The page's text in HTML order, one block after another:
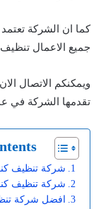
كما ان الشركة
جميع الاعمال
ويمكنكم الاتصال
تقدمها الشركة في
شركة تنظيف
شركة تنظيف
افضل شركة